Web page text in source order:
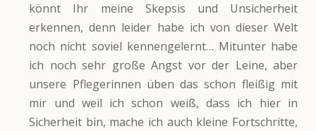
könnt Ihr meine Skepsis und Unsicherheit
erkennen, denn leider habe ich von dieser Welt
noch nicht soviel kennengelernt… Mitunter habe
ich noch sehr große Angst vor der Leine, aber
unsere Pflegerinnen üben das schon fleißig mit
mir und weil ich schon weiß, dass ich hier in
Sicherheit bin, mache ich auch kleine Fortschritte,